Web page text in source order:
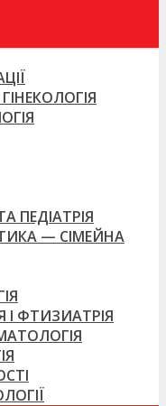
ПЕДІАТРІЯ
— СІМЕЙНА
ФТИЗИАТРІЯ